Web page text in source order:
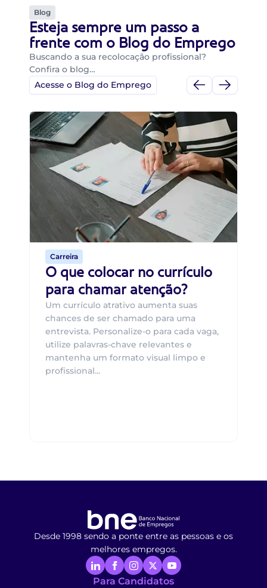
Blog
Esteja sempre um passo a
frente com o Blog do Emprego
Buscando a sua recolocação profissional?
Confira o blog…
Acesse o Blog do Emprego
Carreira
O que colocar no currículo
para chamar atenção?
Um currículo atrativo aumenta suas
chances de ser chamado para uma
entrevista. Personalize-o para cada vaga,
utilize palavras-chave relevantes e
mantenha um formato visual limpo e
profissional...
Desde 1998 sendo a ponte entre as pessoas e os
melhores empregos.
Para Candidatos